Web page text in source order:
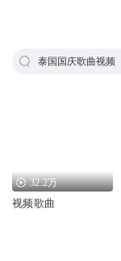
泰国国庆歌曲视频
32.2万
视频歌曲